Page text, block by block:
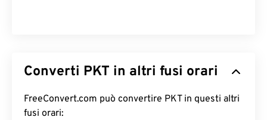
Converti PKT in altri fusi orari
FreeConvert.com può convertire PKT in questi altri
fusi orari: